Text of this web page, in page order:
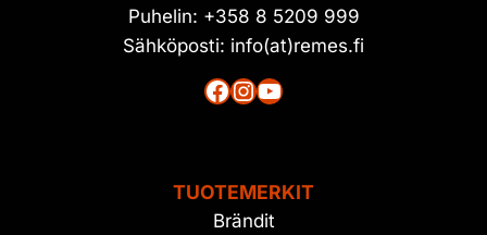
Puhelin: +358 8 5209 999
Sähköposti: info(at)remes.fi
Facebook
Instagram
YouTube
TUOTEMERKIT
Brändit